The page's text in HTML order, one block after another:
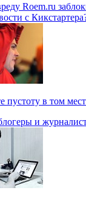
Roem.ru
с
пустоту в том
и